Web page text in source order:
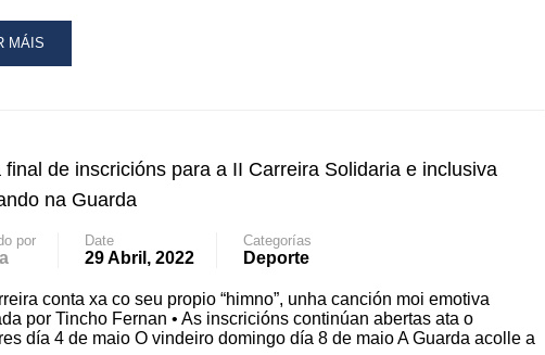
MÁIS
final de inscricións para a II Carreira Solidaria e inclusiva
na Guarda
por Date
29 Abril, 2022
Categorías
Deporte
conta xa co seu propio “himno”, unha canción moi emotiva
por Tincho Fernan • As inscricións continúan abertas ata o
día 4 de maio O vindeiro domingo día 8 de maio A Guarda acolle a